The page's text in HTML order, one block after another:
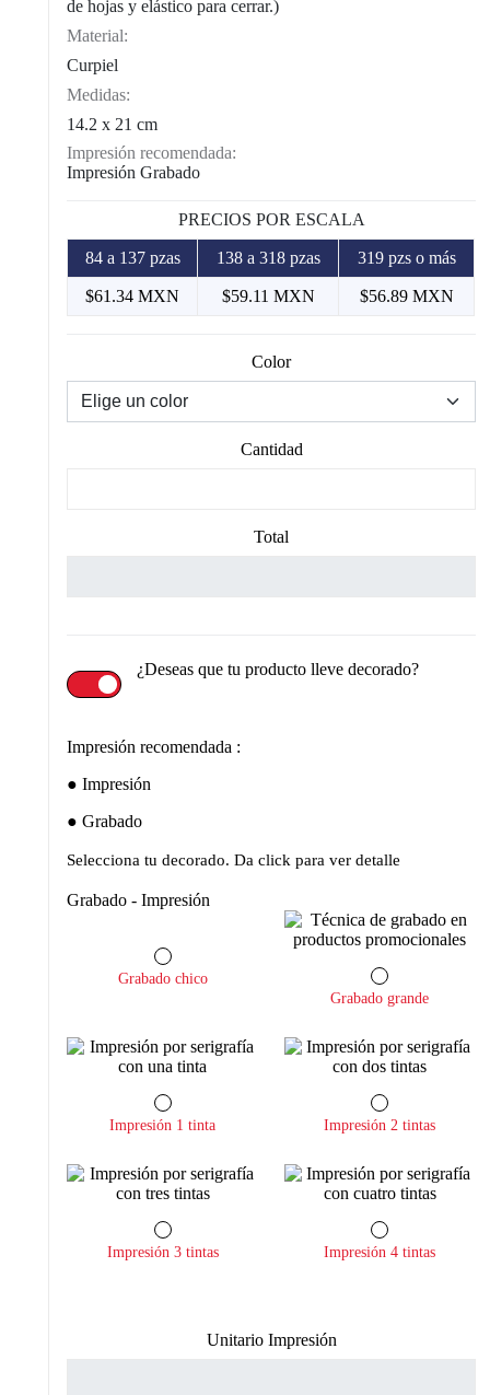
de hojas y elástico para cerrar.)
Material:
Curpiel
Medidas:
14.2 x 21 cm
Impresión recomendada:
Impresión Grabado
PRECIOS POR ESCALA
84 a 137 pzas 138 a 318 pzas 319 pzs o más
$61.34 MXN $59.11 MXN $56.89 MXN
Color
Cantidad
Total
¿Deseas que tu producto lleve decorado?
Impresión recomendada :
Impresión
Grabado
Selecciona tu decorado. Da click para ver detalle
Grabado - Impresión
Grabado chico
Grabado grande
Impresión 1 tinta Impresión 2 tintas
Impresión 3 tintas Impresión 4 tintas
Unitario Impresión